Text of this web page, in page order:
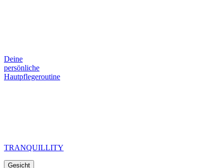
Deine
persönliche
Hautpflegeroutine
TRANQUILLITY
Gesicht